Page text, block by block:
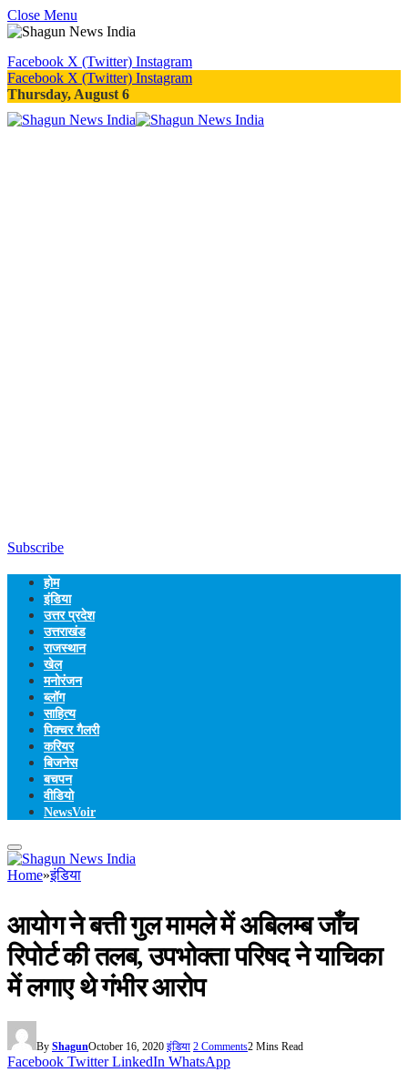
Close Menu
Facebook X (Twitter) Instagram
Facebook X (Twitter) Instagram
Thursday, August 6
Subscribe
होम
इंडिया
उत्तर प्रदेश
उत्तराखंड
राजस्थान
खेल
मनोरंजन
ब्लॉग
साहित्य
पिक्चर गैलरी
करियर
बिजनेस
बचपन
वीडियो
NewsVoir
Home»इंडिया
आयोग ने बत्ती गुल मामले में अबिलम्ब जाँच
रिपोर्ट की तलब, उपभोक्ता परिषद ने याचिका
में लगाए थे गंभीर आरोप
By ShagunOctober 16, 2020 इंडिया 2 Comments2 Mins Read
Facebook Twitter LinkedIn WhatsApp